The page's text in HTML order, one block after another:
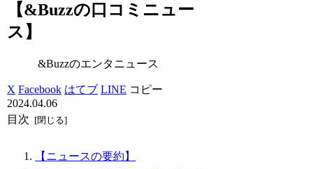
【&Buzzの口コミニュー
ス】
&Buzzのエンタニュース
X Facebook はてブ LINE コピー
2024.04.06
目次
【ニュースの要約】